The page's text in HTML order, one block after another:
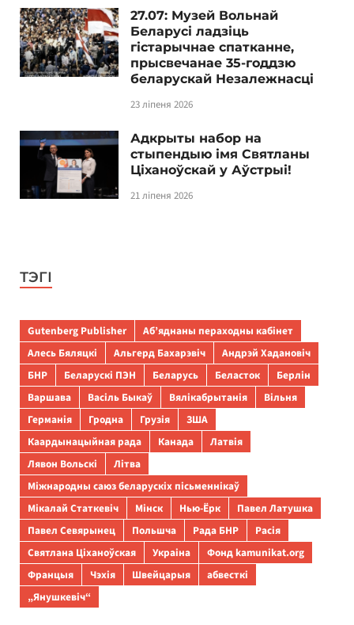
27.07: Музей Вольнай
Беларусі ладзіць
гістарычнае спатканне,
прысвечанае 35-годдзю
беларускай Незалежнасці
23 ліпеня 2026
Адкрыты набор на
стыпендыю імя Святланы
Ціханоўскай у Аўстрыі!
21 ліпеня 2026
ТЭГІ
Gutenberg Publisher
Аб’яднаны пераходны кабінет
Алесь Бяляцкі
Альгерд Бахарэвіч
Андрэй Хадановіч
БНР
Беларускі ПЭН Беларусь Беласток
Берлін
Варшава
Васіль Быкаў Вялікабрытанія
Вільня
Германія
Гродна Грузія
ЗША
Каардынацыйная рада
Канада
Латвія
Лявон Вольскі
Літва
Міжнародны саюз беларускіх пісьменнікаў
Мікалай Статкевіч
Мінск Нью-Ёрк
Павел Латушка
Павел Севярынец
Польшча Рада БНР
Расія
Святлана Ціханоўская
Украіна
Фонд kamunikat.org
Францыя
Чэхія Швейцарыя
абвесткі
„Янушкевіч“